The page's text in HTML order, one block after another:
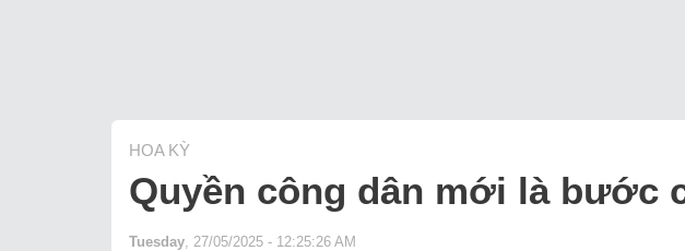
HOA KỲ
Quyền công dân mới là bước
Tuesday , 27/05/2025 - 12:25:26 AM